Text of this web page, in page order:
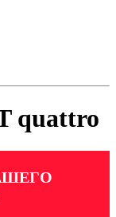
quattro